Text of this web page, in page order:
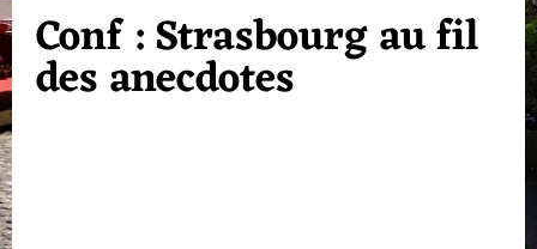
Conf : Strasbourg au fil
des anecdotes